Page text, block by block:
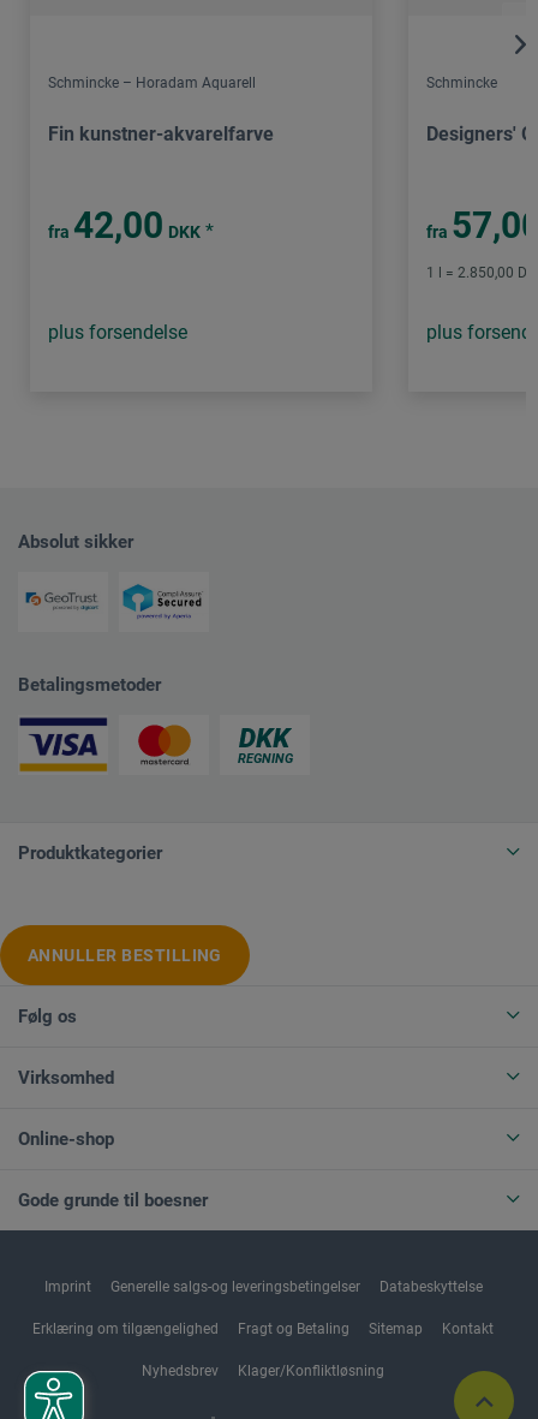
Schmincke – Horadam Aquarell
Fin kunstner-akvarelfarve
fra 42,00 DKK *
plus forsendelse
Schmincke
Designers'
fra
1 l = 2.850,00
plus
Absolut sikker
Betalingsmetoder
Produktkategorier
ANNULLER BESTILLING
Følg os
Virksomhed
Online-shop
Gode grunde til boesner
Imprint Generelle salgs-og leveringsbetingelser Databeskyttelse
Erklæring om tilgængelighed Fragt og Betaling Sitemap Kontakt
Nyhedsbrev Klager/Konfliktløsning